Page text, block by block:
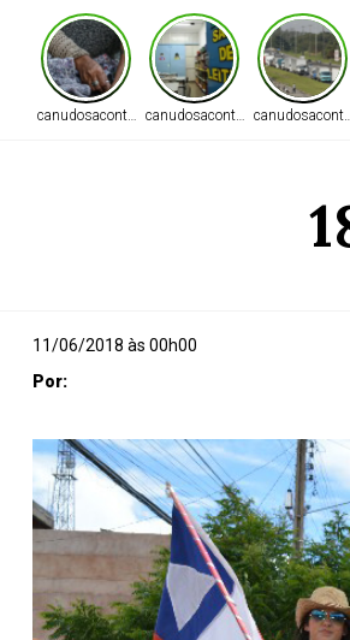
canudosacontece.comcanudosacontece.com
11/06/2018 às 00h00
Por: